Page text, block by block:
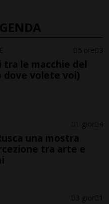
5 ore 3
tra le macchie del
dove volete voi)
1 gior 4
una mostra
tra arte e
3 gior 1